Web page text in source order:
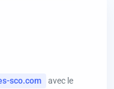
sco.com
avec le